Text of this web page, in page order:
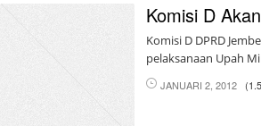
Komisi D
Komisi D DPRD
pelaksanaan Upah
JANUARI 2, 2012